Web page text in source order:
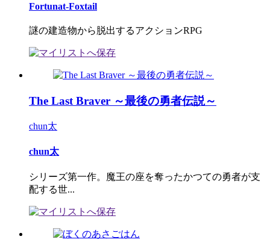
Fortunat-Foxtail
謎の建造物から脱出するアクションRPG
The Last Braver ～最後の勇者伝説～
chun太
chun太
シリーズ第一作。魔王の座を奪ったかつての勇者が支
配する世...